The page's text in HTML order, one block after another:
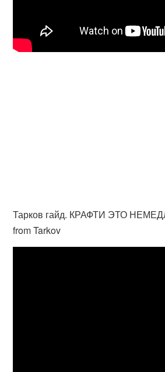
Тарков гайд. КРАФТИ ЭТО
from Tarkov